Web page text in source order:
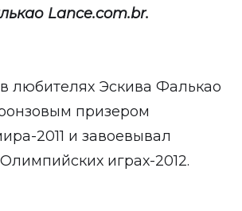
Lance.com.br.
любителях Эскива Фалькао
призером
2011 и завоевывал
играх-2012.